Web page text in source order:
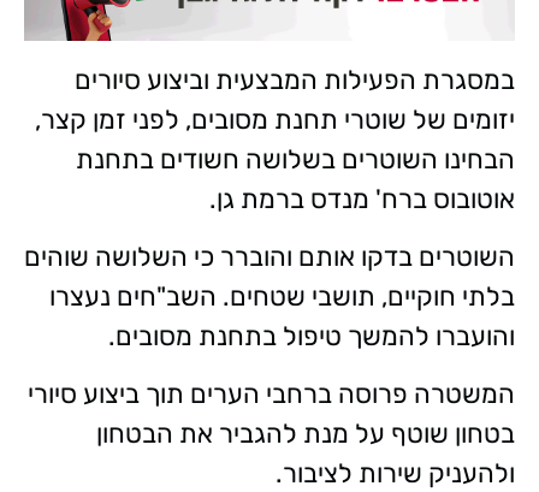
במסגרת הפעילות המבצעית וביצוע סיורים
יזומים של שוטרי תחנת מסובים, לפני זמן קצר,
הבחינו השוטרים בשלושה חשודים בתחנת
אוטובוס ברח' מנדס ברמת גן.
השוטרים בדקו אותם והוברר כי השלושה שוהים
בלתי חוקיים, תושבי שטחים. השב"חים נעצרו
והועברו להמשך טיפול בתחנת מסובים.
המשטרה פרוסה ברחבי הערים תוך ביצוע סיורי
בטחון שוטף על מנת להגביר את הבטחון
ולהעניק שירות לציבור.